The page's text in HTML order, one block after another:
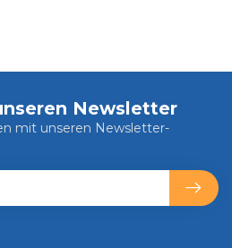
Newsletter
mit unseren Newsletter-